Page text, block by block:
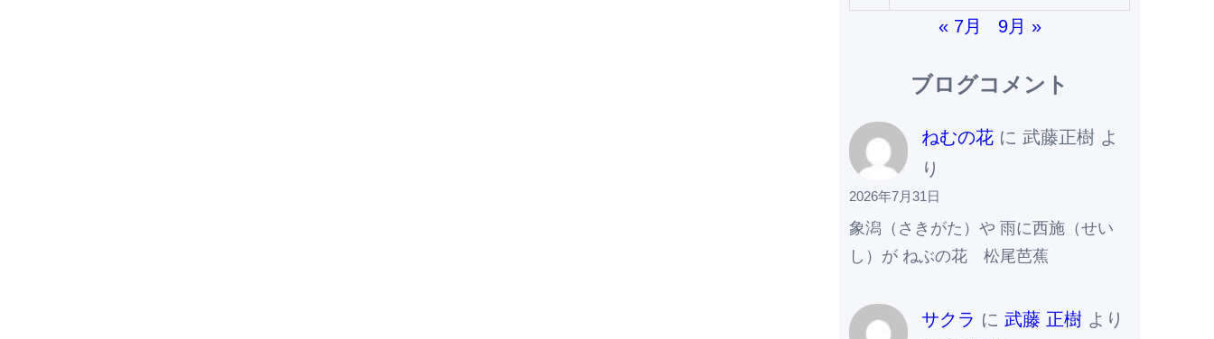
« 7月
9月 »
ブログコメント
ねむの花に 武藤正樹 よ
り
2026年7月31日
象潟（さきがた）や 雨に西施（せい
し）が ねぶの花 松尾芭蕉
サクラ に 武藤 正樹より